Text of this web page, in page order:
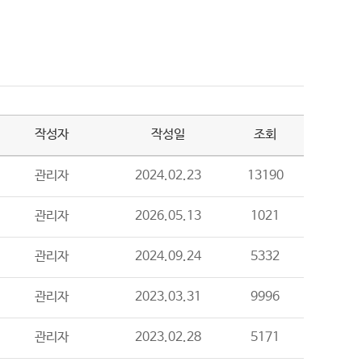
작성자 작성일 조회
관리자 2024.02.23 13190
관리자 2026.05.13 1021
관리자 2024.09.24 5332
관리자 2023.03.31 9996
관리자 2023.02.28 5171